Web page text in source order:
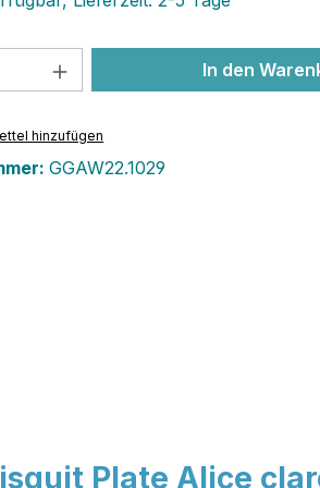
Anzahl: Gib denIn den
hinzufügen
GGAW22.1029
Plate Alice